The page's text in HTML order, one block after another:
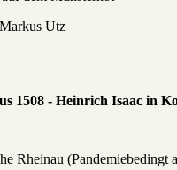
1508 - Heinrich Isaac in
Rheinau (Pandemiebedingt